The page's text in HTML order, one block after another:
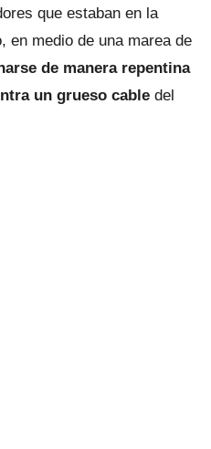
que estaban en la
en medio de una marea de
de manera repentina
un grueso cable del